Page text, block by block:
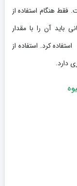
هنگام استفاده از
باید آن را با مقدار
کرد. استفاده از
دارد.